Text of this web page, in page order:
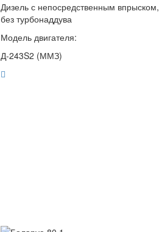
Дизель с непосредственным впрыском,
без турбонаддува
Модель двигателя:
Д-243S2 (ММЗ)